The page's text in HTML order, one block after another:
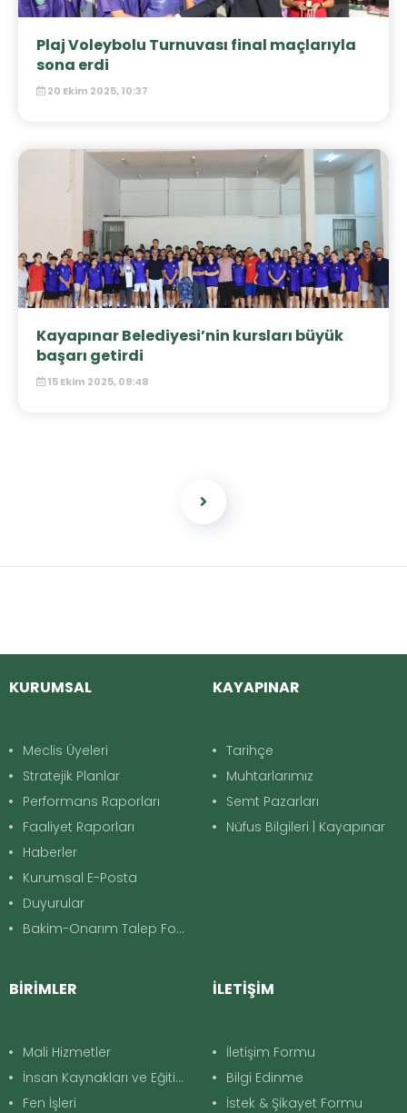
Plaj Voleybolu Turnuvası final maçlarıyla
sona erdi
20 Ekim 2025, 10:37
Kayapınar Belediyesi’nin kursları büyük
başarı getirdi
15 Ekim 2025, 09:48
KURUMSAL
Meclis Üyeleri
Stratejik Planlar
Performans Raporları
Faaliyet Raporları
Haberler
Kurumsal E-Posta
Duyurular
Bakim-Onarım Talep Formu
KAYAPINAR
Tarihçe
Muhtarlarımız
Semt Pazarları
Nüfus Bilgileri | Kayapınar
BİRİMLER
Mali Hizmetler
İnsan Kaynakları ve Eğitim
Fen İşleri
İLETİŞİM
İletişim Formu
Bilgi Edinme
İstek & Şikayet Formu